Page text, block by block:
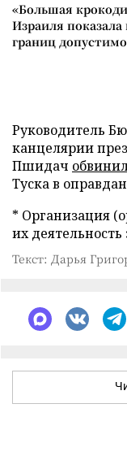
«Большая
Израиля
границ
Руководитель
канцелярии
Пшидач
Туска в
* Организация
их
Текст: Дарья